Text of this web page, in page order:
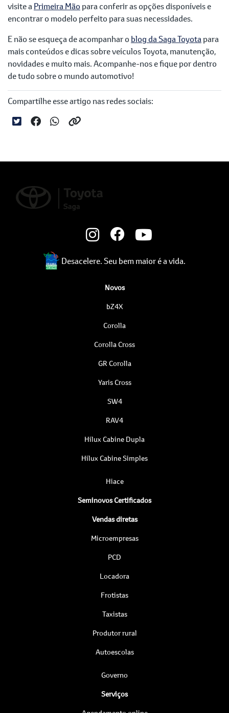
visite aPrimeira Mãopara conferir as opções disponíveis e
encontrar o modelo perfeito para suas necessidades.
E não se esqueça de acompanhar o blog da Saga Toyotapara
mais conteúdos e dicas sobre veículos Toyota, manutenção,
novidades e muito mais. Acompanhe-nos e fique por dentro
de tudo sobre o mundo automotivo!
Compartilhe esse artigo nas redes sociais:
Desacelere. Seu bem maior é a vida.
Novos
bZ4X
Corolla
Corolla Cross
GR Corolla
Yaris Cross
SW4
RAV4
Hilux Cabine Dupla
Hilux Cabine Simples
Hiace
Seminovos Certificados
Vendas diretas
Microempresas
PCD
Locadora
Frotistas
Taxistas
Produtor rural
Autoescolas
Governo
Serviços